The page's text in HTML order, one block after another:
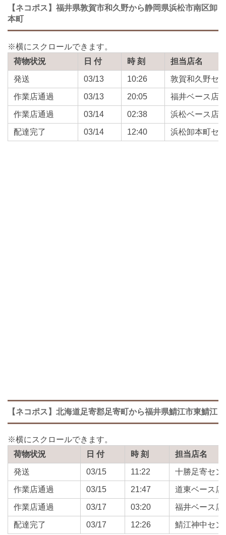
【ネコポス】福井県敦賀市和久野から静岡県浜松市南区卸
本町
荷物状況 日 付 時 刻 担当店名
発送 03/13 10:26 敦賀和久野セ
作業店通過 03/13 20:05 福井ベース店
作業店通過 03/14 02:38 浜松ベース店
配達完了 03/14 12:40 浜松卸本町セ
【ネコポス】北海道足寄郡足寄町から福井県鯖江市東鯖江
荷物状況 日 付 時 刻 担当店名
発送 03/15 11:22 十勝足寄セン
作業店通過 03/15 21:47 道東ベース店
作業店通過 03/17 03:20 福井ベース店
配達完了 03/17 12:26 鯖江神中セン